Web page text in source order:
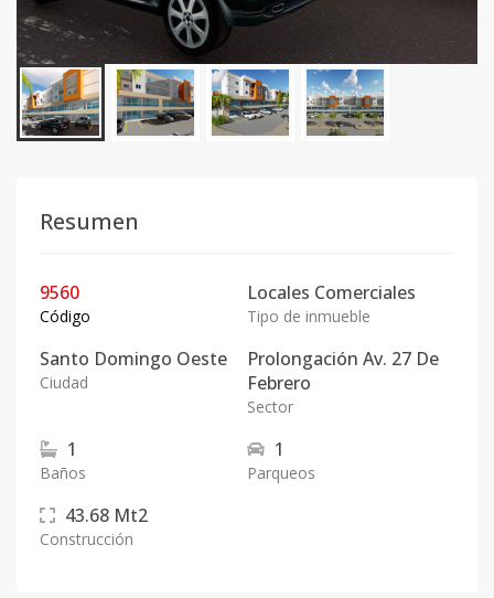
Resumen
9560
Código
Locales Comerciales
Tipo de inmueble
Santo Domingo Oeste
Ciudad
Prolongación Av. 27 De
Febrero
Sector
1
Baños
1
Parqueos
43.68 Mt2
Construcción